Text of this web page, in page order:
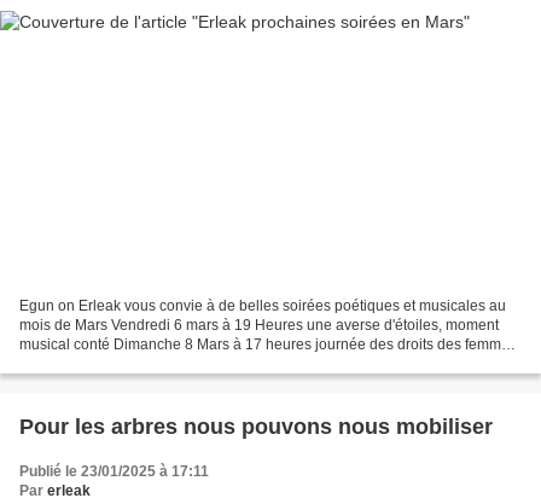
Egun on Erleak vous convie à de belles soirées poétiques et musicales au
mois de Mars Vendredi 6 mars à 19 Heures une averse d'étoiles, moment
musical conté Dimanche 8 Mars à 17 heures journée des droits des femmes,
Pour les arbres nous pouvons nous mobiliser
Publié le 23/01/2025 à 17:11
Par erleak